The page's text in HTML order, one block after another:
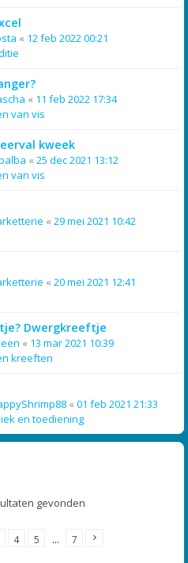
« 12 feb 2022 00:21
« 11 feb 2022 17:34
van vis
kweek
« 25 dec 2021 13:12
van vis
« 29 mei 2021 10:42
« 20 mei 2021 12:41
Dwergkreeftje
« 13 mar 2021 10:39
kreeften
« 01 feb 2021 21:33
en toediening
gevonden
4 5 … 7